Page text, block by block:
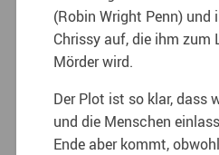
(Robin Wright Penn) und
Chrissy auf, die ihm zum
Mörder wird.
Der Plot ist so klar, dass
und die Menschen
Ende aber kommt,